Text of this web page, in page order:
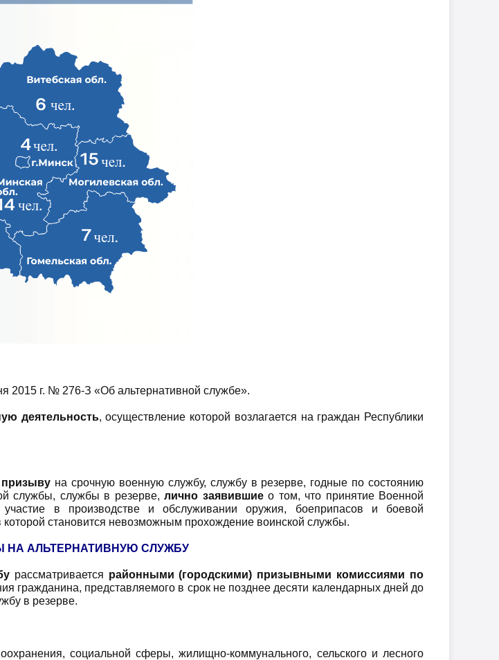
2015 г. № 276-З «Об альтернативной службе».
деятельность, осуществление которой возлагается на граждан Республики
на срочную военную службу, службу в резерве, годные по состоянию
службы, службы в резерве, лично заявившиео том, что принятие Военной
в производстве и обслуживании оружия, боеприпасов и боевой
которой становится невозможным прохождение воинской службы.
НА АЛЬТЕРНАТИВНУЮ СЛУЖБУ
рассматривается районными (городскими) призывными комиссиями по
гражданина, представляемого в срок не позднее десяти календарных дней до
в резерве.
социальной сферы, жилищно-коммунального, сельского и лесного